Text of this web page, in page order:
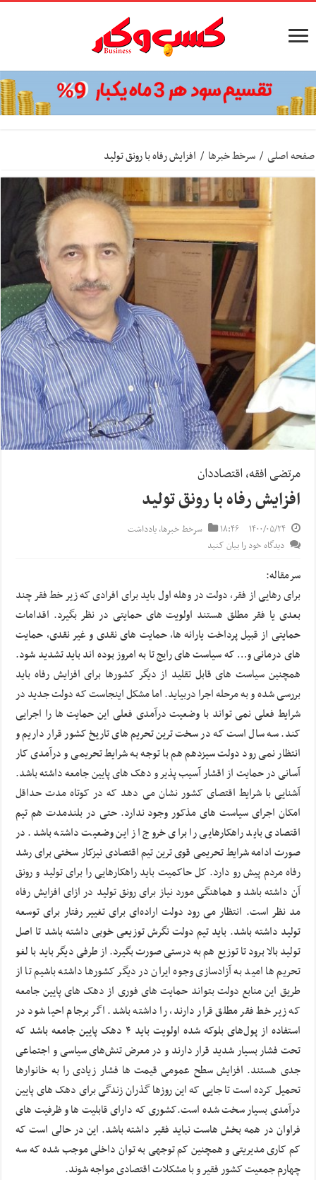
صفحه اصلی / سرخط خبرها / افزایش رفاه با رونق تولید
مرتضی افقه، اقتصاددان
افزایش رفاه با رونق تولید
۱۴۰۰/۰۵/۲۴ ۱۸:۴۶ سرخط خبرها,یادداشت
دیدگاه خود را بیان کنید
سرمقاله:
برای رهایی از فقر، دولت در وهله اول باید برای افرادی که زیر خط فقر چند
بعدی یا فقر مطلق هستند اولویت های حمایتی در نظر بگیرد. اقدامات
حمایتی از قبیل پرداخت یارانه ها، حمایت های نقدی و غیر نقدی، حمایت
های درمانی و… که سیاست های رایج تا به امروز بوده اند باید تشدید شود.
همچنین سیاست های قابل تقلید از دیگر کشورها برای افزایش رفاه باید
بررسی شده و به مرحله اجرا دربیاید. اما مشکل اینجاست که دولت جدید در
شرایط فعلی نمی تواند با وضعیت درآمدی فعلی این حمایت ها را اجرایی
کند. سه سال است که در سخت ترین تحریم های تاریخ کشور قرار داریم و
انتظار نمی رود دولت سیزدهم هم با توجه به شرایط تحریمی و درآمدی کار
آسانی در حمایت از اقشار آسیب پذیر و دهک های پایین جامعه داشته باشد.
آشنایی با شرایط اقتصای کشور نشان می دهد که در کوتاه مدت حداقل
امکان اجرای سیاست های مذکور وجود ندارد. حتی در بلندمدت هم تیم
اقتصادی باید راهکارهایی را برای خروج از این وضعیت داشته باشد. در
صورت ادامه شرایط تحریمی قوی ترین تیم اقتصادی نیزکار سختی برای رشد
رفاه مردم پیش رو دارد. کل حاکمیت باید راهکارهایی را برای تولید و رونق
آن داشته باشد و هماهنگی مورد نیاز برای رونق تولید در ازای افزایش رفاه
مد نظر است. انتظار می رود دولت اراده‌ای برای تغییر رفتار برای توسعه
تولید داشته باشد. باید تیم دولت نگرش توزیعی خوبی داشته باشد تا اصل
تولید بالا برود تا توزیع هم به درستی صورت بگیرد. از طرفی دیگر باید با لغو
تحریم ها امید به آزادسازی وجوه ایران در دیگر کشورها داشته باشیم تا از
طریق این منابع دولت بتواند حمایت های فوری از دهک های پایین جامعه
که زیر خط فقر مطلق قرار دارند، را داشته باشد. اگر برجام احیا شود در
استفاده از پول‌های بلوکه شده اولویت باید ۴ دهک پایین جامعه باشد که
تحت فشار بسیار شدید قرار دارند و در معرض تنش‌های سیاسی و اجتماعی
جدی هستند. افزایش سطح عمومی قیمت ها فشار زیادی را به خانوارها
تحمیل کرده است تا جایی که این روزها گذران زندگی برای دهک های پایین
درآمدی بسیار سخت شده است.کشوری که دارای قابلیت ها و ظرفیت های
فراوان در همه بخش هاست نباید فقیر داشته باشد. این در حالی است که
کم کاری مدیریتی و همچنین کم توجهی به توان داخلی موجب شده که سه
چهارم جمعیت کشور فقیر و با مشکلات اقتصادی مواجه شوند.